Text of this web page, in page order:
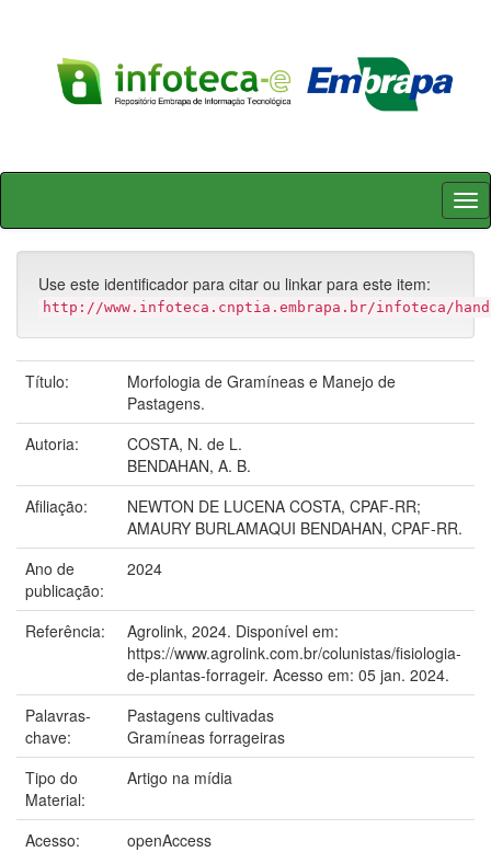
Skip
Use este identificador para citar ou linkar para este item:
http://www.infoteca.cnptia.embrapa.br/infoteca/
Título:
Morfologia de Gramíneas e Manejo de
Pastagens.
Autoria:
COSTA, N. de L.
BENDAHAN, A. B.
Afiliação:
NEWTON DE LUCENA COSTA, CPAF-RR;
AMAURY BURLAMAQUI BENDAHAN, CPAF-RR.
Ano de
publicação:
2024
Referência:
Agrolink, 2024. Disponível em:
https://www.agrolink.com.br/colunistas/fisiologia-
de-plantas-forrageir. Acesso em: 05 jan. 2024.
Palavras-
chave:
Pastagens cultivadas
Gramíneas forrageiras
Tipo do
Material:
Artigo na mídia
Acesso:
openAccess